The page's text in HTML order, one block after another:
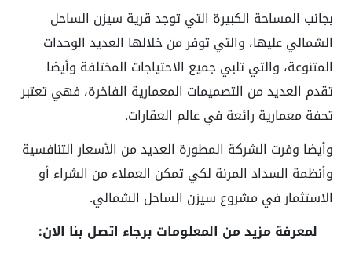
بجانب المساحة الكبيرة التي توجد قرية سيزن الساحل
الشمالي عليها، والتي توفر من خلالها العديد الوحدات
المتنوعة، والتي تلبي جميع الاحتياجات المختلفة وأيضا
تقدم العديد من التصميمات المعمارية الفاخرة، فهي تعتبر
تحفة معمارية رائعة في عالم العقارات.
وأيضا وفرت الشركة المطورة العديد من الأسعار التنافسية
وأنظمة السداد المرنة لكي تمكن العملاء من الشراء أو
الاستثمار في مشروع سيزن الساحل الشمالي.
لمعرفة مزيد من المعلومات برجاء اتصل بنا الان: